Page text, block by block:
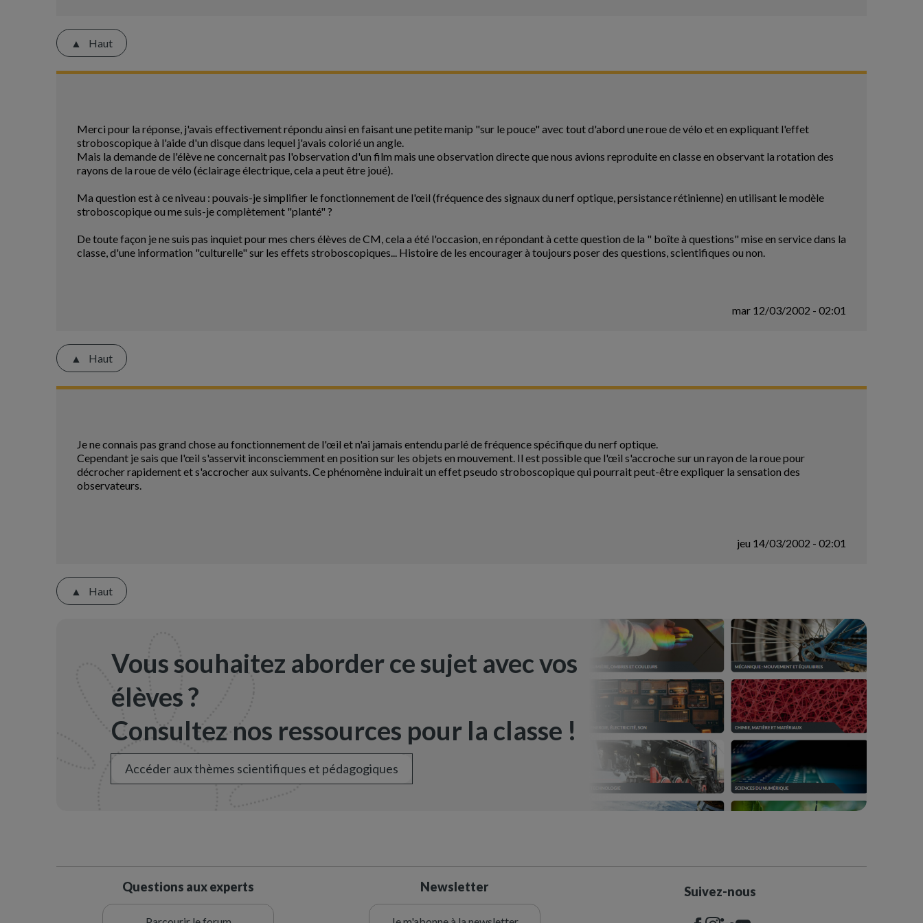
Haut
Merci pour la réponse, j'avais effectivement répondu ainsi en faisant une petite manip "sur le pouce" avec tout d'abord une roue de vélo et en expliquant l'effet
stroboscopique à l'aide d'un disque dans lequel j'avais colorié un angle.
Mais la demande de l'élève ne concernait pas l'observation d'un film mais une observation directe que nous avions reproduite en classe en observant la rotation des
rayons de la roue de vélo (éclairage électrique, cela a peut être joué).
Ma question est à ce niveau : pouvais-je simplifier le fonctionnement de l'œil (fréquence des signaux du nerf optique, persistance rétinienne) en utilisant le modèle
stroboscopique ou me suis-je complètement "planté" ?
De toute façon je ne suis pas inquiet pour mes chers élèves de CM, cela a été l'occasion, en répondant à cette question de la " boîte à questions" mise en service dans la
classe, d'une information "culturelle" sur les effets stroboscopiques... Histoire de les encourager à toujours poser des questions, scientifiques ou non.
mar 12/03/2002 - 02:01
Haut
Je ne connais pas grand chose au fonctionnement de l'œil et n'ai jamais entendu parlé de fréquence spécifique du nerf optique.
Cependant je sais que l'œil s'asservit inconsciemment en position sur les objets en mouvement. Il est possible que l'œil s'accroche sur un rayon de la roue pour
décrocher rapidement et s'accrocher aux suivants. Ce phénomène induirait un effet pseudo stroboscopique qui pourrait peut-être expliquer la sensation des
observateurs.
jeu 14/03/2002 - 02:01
Haut
Vous souhaitez aborder ce sujet avec vos
élèves ?
Consultez nos ressources pour la classe !
Accéder aux thèmes scientifiques et pédagogiques
Questions aux experts Newsletter Suivez-nous